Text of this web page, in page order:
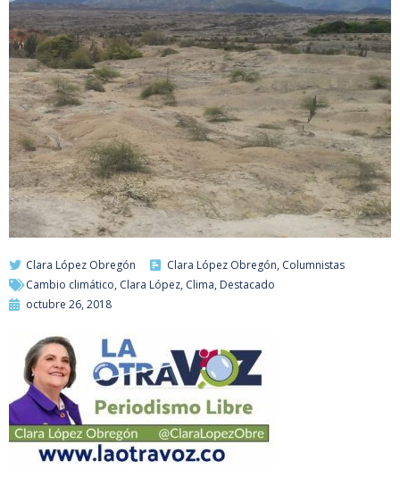
Clara López Obregón Clara López Obregón, Columnistas
Cambio climático, Clara López, Clima, Destacado
octubre 26, 2018